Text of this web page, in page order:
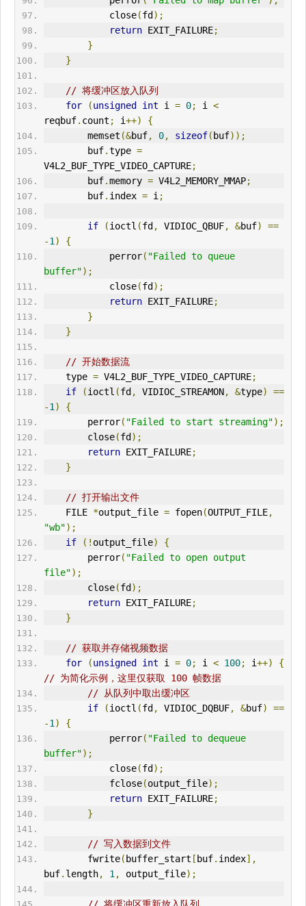
            close
(fd );
return EXIT_FAILURE;
}
}
// 将缓冲区放入队列
for
(unsigned int i = 0; i <
reqbuf. count ; i++)
{
        memset
(&buf, 0, sizeof( buf));
        buf
.type =
V4L2_BUF_TYPE_VIDEO_CAPTURE;
        buf
.memory = V4L2_MEMORY_MMAP;
        buf
. index = i ;
if (ioctl (fd , VIDIOC_QBUF, &buf)
==
-1 )
{
            perror
( "Failed to queue
buffer");
            close
(fd );
return EXIT_FAILURE;
}
}
// 开始数据流
    type
= V4L2_BUF_TYPE_VIDEO_CAPTURE;
if
(ioctl (fd , VIDIOC_STREAMON, &type)
==
-1 )
{
        perror
( "Failed to start streaming");
        close
(fd );
return EXIT_FAILURE;
}
// 打开输出文件
    FILE
*output_file = fopen(OUTPUT_FILE,
"wb");
if
(! output_file)
{
        perror
( "Failed to open output
file");
        close
(fd );
return EXIT_FAILURE;
}
// 获取并存储视频数据
for
(unsigned int i = 0; i < 100; i++)
{
// 为简化示例，这里仅获取 100 帧数据
// 从队列中取出缓冲区
if
(ioctl (fd , VIDIOC_DQBUF, &buf)
==
-1 )
{
            perror
( "Failed to dequeue
buffer");
            close
(fd );
            fclose
(output_file);
return EXIT_FAILURE;
}
// 写入数据到文件
        fwrite
( buffer_start [ buf. index],
buf. length, 1 , output_file);